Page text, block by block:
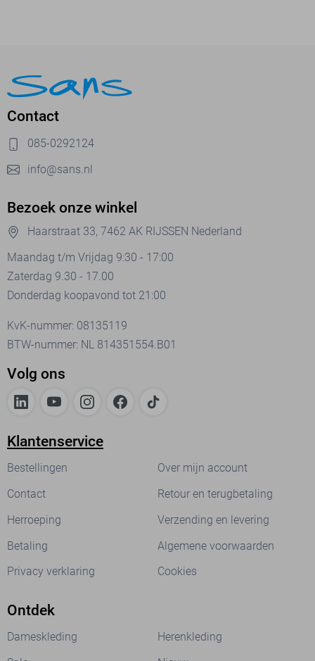
Contact
085-0292124
info@sans.nl
Bezoek onze winkel
Haarstraat 33, 7462 AK RIJSSEN Nederland
Maandag t/m Vrijdag 9:30 - 17:00
Zaterdag 9.30 - 17.00
Donderdag koopavond tot 21:00
KvK-nummer: 08135119
BTW-nummer: NL 814351554.B01
Volg ons
Klantenservice
Bestellingen
Over mijn account
Contact
Retour en terugbetaling
Herroeping
Verzending en levering
Betaling
Algemene voorwaarden
Privacy verklaring
Cookies
Ontdek
Dameskleding
Herenkleding